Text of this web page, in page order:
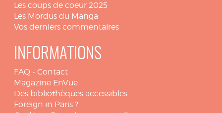
Les coups de coeur 2025
Les Mordus du Manga
Vos derniers commentaires
INFORMATIONS
FAQ - Contact
Magazine EnVue
Des bibliothèques accessibles
Foreign in Paris ?